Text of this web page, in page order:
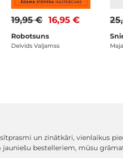
16,95 €
19,95 €
Robotsuns
Deivids Valjamss
un zinātkāri, vienlaikus
bestelleriem, mūsu